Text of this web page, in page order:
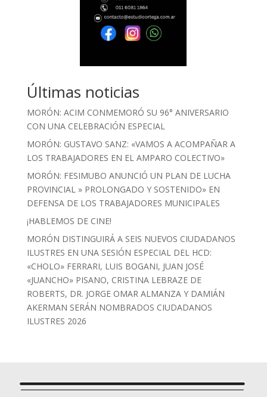
Últimas noticias
MORÓN: ACIM CONMEMORÓ SU 96° ANIVERSARIO
CON UNA CELEBRACIÓN ESPECIAL
MORÓN: GUSTAVO SANZ: «VAMOS A ACOMPAÑAR A
LOS TRABAJADORES EN EL AMPARO COLECTIVO»
MORÓN: FESIMUBO ANUNCIÓ UN PLAN DE LUCHA
PROVINCIAL » PROLONGADO Y SOSTENIDO» EN
DEFENSA DE LOS TRABAJADORES MUNICIPALES
¡HABLEMOS DE CINE!
MORÓN DISTINGUIRÁ A SEIS NUEVOS CIUDADANOS
ILUSTRES EN UNA SESIÓN ESPECIAL DEL HCD:
«CHOLO» FERRARI, LUIS BOGANI, JUAN JOSÉ
«JUANCHO» PISANO, CRISTINA LEBRAZE DE
ROBERTS, DR. JORGE OMAR ALMANZA Y DAMIÁN
AKERMAN SERÁN NOMBRADOS CIUDADANOS
ILUSTRES 2026